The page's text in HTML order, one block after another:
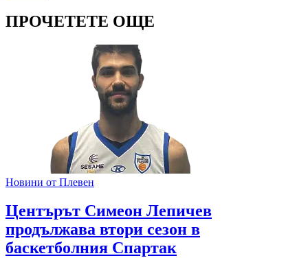
ПРОЧЕТЕТЕ ОЩЕ
Новини от Плевен
Центърът Симеон Лепичев
продължава втори сезон в
баскетболния Спартак